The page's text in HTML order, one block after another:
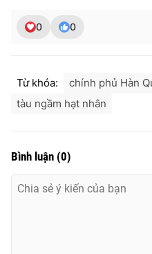
® Cấm sao chép dưới mọi
thuận bằng văn bản. Ghi rõ
0 0
Từ khóa: chính phủ Hàn
tàu ngầm hạt nhân
Bình luận (0)